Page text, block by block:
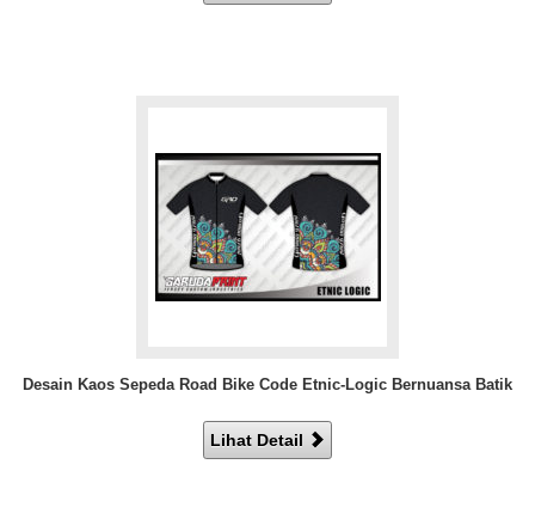
Desain Kaos Sepeda Road Bike Code Etnic-Logic Bernuansa Batik
Lihat Detail